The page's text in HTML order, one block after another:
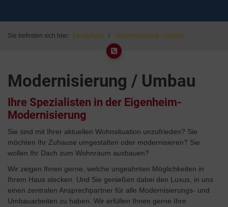
Sie befinden sich hier: Leistungen Modernisierung / Umbau
Modernisierung / Umbau
Ihre Spezialisten in der Eigenheim-
Modernisierung
Sie sind mit Ihrer aktuellen Wohnsituation unzufrieden? Sie
möchten Ihr Zuhause umgestalten oder modernisieren? Sie
wollen Ihr Dach zum Wohnraum ausbauen?
Wir zeigen Ihnen gerne, welche ungeahnten Möglichkeiten in
Ihrem Haus stecken. Und Sie genießen dabei den Luxus, in uns
einen zentralen Ansprechpartner für alle Modernisierungs- und
Umbauarbeiten zu haben. Wir erfüllen Ihnen gerne Ihre